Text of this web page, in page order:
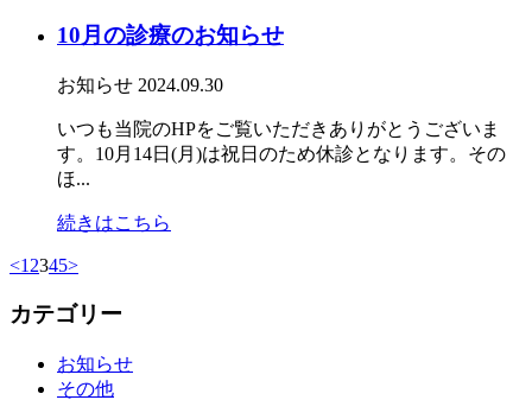
10月の診療のお知らせ
お知らせ 2024.09.30
いつも当院のHPをご覧いただきありがとうございま
す。10月14日(月)は祝日のため休診となります。その
ほ...
続きはこちら
<1 2345>
カテゴリー
お知らせ
その他